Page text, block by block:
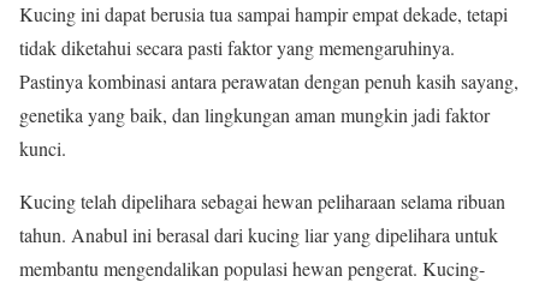
Kucing ini dapat berusia tua sampai hampir empat dekade, tetapi
tidak diketahui secara pasti faktor yang memengaruhinya.
Pastinya kombinasi antara perawatan dengan penuh kasih sayang,
genetika yang baik, dan lingkungan aman mungkin jadi faktor
kunci.
Kucing telah dipelihara sebagai hewan peliharaan selama ribuan
tahun. Anabul ini berasal dari kucing liar yang dipelihara untuk
membantu mengendalikan populasi hewan pengerat. Kucing-